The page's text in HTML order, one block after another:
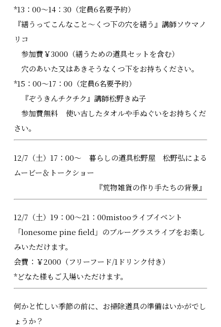
*13：00～14：30（定員6名要予約）
『繕うってこんなこと～くつ下の穴を繕う』講師ソウマノ
リコ
参加費￥3000（繕うための道具セットを含む）
穴のあいた又はあきそうなくつ下をお持ちください。
*15：00～17：00（定員6名要予約）
『ぞうきんチクチク』講師松野きぬ子
参加費無料 使い古したタオルや手ぬぐいをお持ちくだ
さい。
12/7（土）17：00～ 暮らしの道具松野屋 松野弘による
ムービー＆トークショー
『荒物雑貨の作り手たちの背景』
12/7（土）19：00～21：00mistooライブイベント
「lonesome pine field」のブルーグラスライブをお楽し
みいただけます。
会費：￥2000（フリーフード/1ドリンク付き）
*どなた様もご入場いただけます。
何かと忙しい季節の前に、お掃除道具の準備はいかがでし
ょうか？